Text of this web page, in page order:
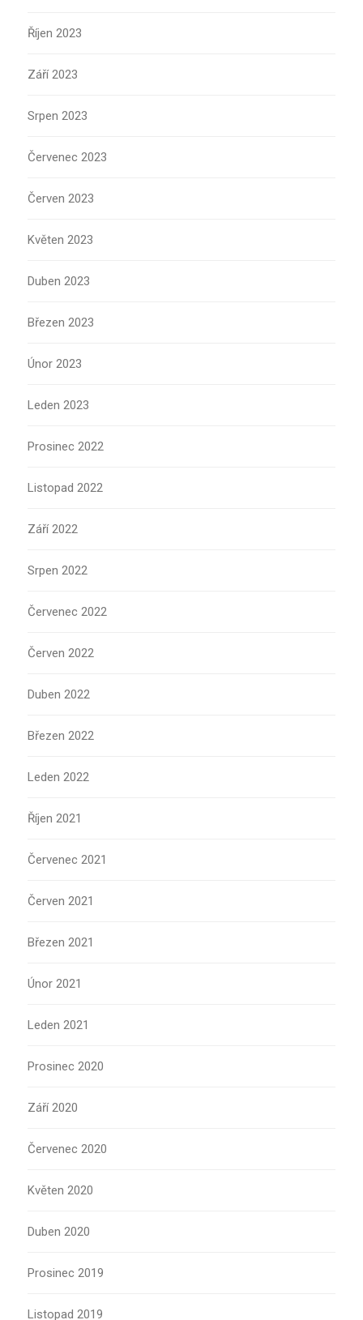
Říjen 2023
Září 2023
Srpen 2023
Červenec 2023
Červen 2023
Květen 2023
Duben 2023
Březen 2023
Únor 2023
Leden 2023
Prosinec 2022
Listopad 2022
Září 2022
Srpen 2022
Červenec 2022
Červen 2022
Duben 2022
Březen 2022
Leden 2022
Říjen 2021
Červenec 2021
Červen 2021
Březen 2021
Únor 2021
Leden 2021
Prosinec 2020
Září 2020
Červenec 2020
Květen 2020
Duben 2020
Prosinec 2019
Listopad 2019